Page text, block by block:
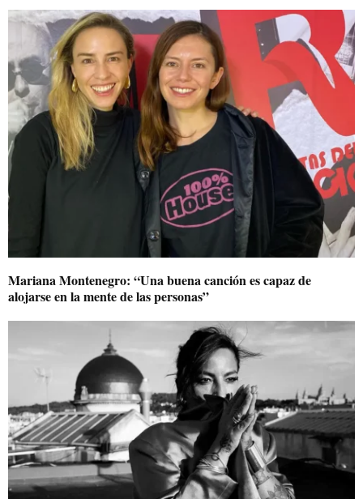
Mariana Montenegro: “Una buena canción es capaz de
alojarse en la mente de las personas”